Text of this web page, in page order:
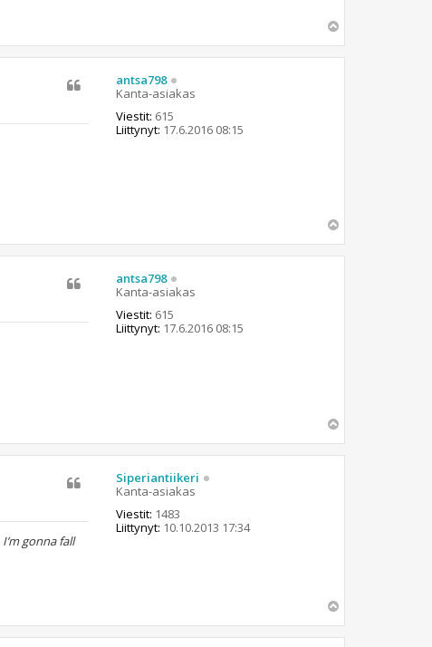
ö
antsa798
Kanta-asiakas
Viestit: 615
Liittynyt: 17.6.2016 08:15
ö
antsa798
Kanta-asiakas
Viestit: 615
Liittynyt: 17.6.2016 08:15
ö
Siperiantiikeri
Kanta-asiakas
Viestit: 1483
Liittynyt: 10.10.2013 17:34
I’m gonna fall
ö